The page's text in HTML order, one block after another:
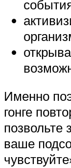
Именно
гонге
позвольте
ваше